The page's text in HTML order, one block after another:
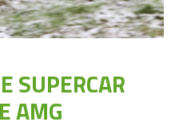
SUPERCAR
AMG